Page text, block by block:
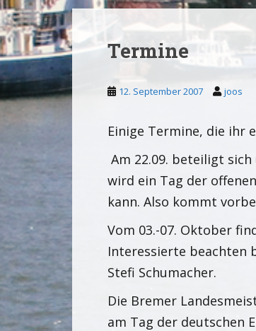
Termine
12. September 2007 joos
Einige Termine, die ihr
Am 22.09. beteiligt sich
wird ein Tag der
kann. Also kommt
Vom 03.-07. Oktober
Interessierte beachten
Stefi Schumacher.
Die Bremer
am Tag der deutschen